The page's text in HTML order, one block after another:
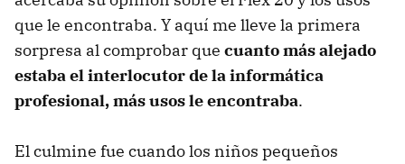
que le encontraba. Y aquí me lleve la primera
sorpresa al comprobar que cuanto más alejado
estaba el interlocutor de la informática
profesional, más usos le encontraba.
El culmine fue cuando los niños pequeños